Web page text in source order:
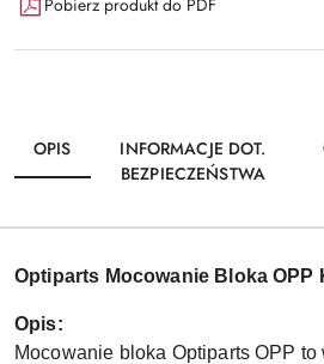
OPIS
INFORMACJE DOT.
BEZPIECZEŃSTWA
Optiparts Mocowanie Bloka OPP
Opis:
Mocowanie bloka Optiparts OPP